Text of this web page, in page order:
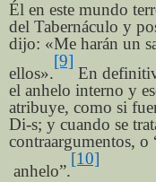
Él en este mundo
del Tabernáculo y
dijo: «Me harán un
ellos».
[9]
En
el anhelo interno y
atribuye, como si
Di-s; y cuando se
contraargumentos, o
anhelo”.
[10]